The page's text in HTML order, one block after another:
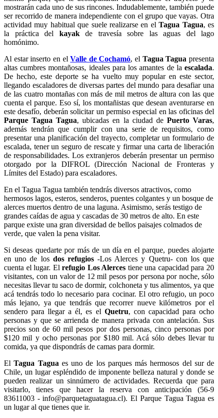
mostrarán cada uno de sus rincones. Indudablemente, también puede
ser recorrido de manera independiente con el grupo que vayas. Otra
actividad muy habitual que suele realizarse en elTagua Tagua, es
la práctica del kayak de travesía sobre las aguas del lago
homónimo.
Al estar inserto en elValle de Cochamó, el Tagua Tagua presenta
altas cumbres montañosas, ideales para los amantes de la escalada.
De hecho, este deporte se ha vuelto muy popular en este sector,
llegando escaladores de diversas partes del mundo para desafiar una
de las cuatro montañas con más de mil metros de altura con las que
cuenta el parque. Eso sí, los montañistas que desean aventurarse en
este desafío, deberán solicitar un permiso especial en las oficinas del
Parque Tagua Tagua, ubicadas en la ciudad de Puerto Varas,
además tendrán que cumplir con una serie de requisitos, como
presentar una planificación del trayecto, completar un formulario de
escalada, tener un seguro de rescate y firmar una carta de liberación
de responsabilidades. Los extranjeros deberán presentar un permiso
otorgado por la DIFROL (Dirección Nacional de Fronteras y
Límites del Estado) para escaladores.
En el Tagua Tagua también tendrás diversos atractivos, como
hermosos lagos, esteros, senderos, puentes colgantes y un bosque de
alerces muertos dentro de una laguna. Asimismo, serás testigo de
grandes caídas de agua y cascadas de 30 metros de alto. En este
parque existe una gran diversidad de bellos paisajes colmados de
verde, que valen la pena visitar.
Si deseas quedarte por más de un día en el parque, puedes alojarte
en uno de los dos refugios-Los Alerces y Quetru- con los que
cuenta el lugar. Elrefugio Los Alerces tiene una capacidad para 20
visitantes, con un valor de 12 mil pesos por persona por noche, sólo
necesitas llevar tu saco de dormir, colchoneta y tus alimentos, ya que
acá tendrás todo lo necesario para cocinar. El otro refugio, un poco
más lejano, ya que tendrás que recorrer nueve kilómetros por el
sendero para llegar a él, es el Quetru, con capacidad para ocho
personas y que se arrienda de manera privada con antelación. Sus
precios son de 60 mil pesos por dos personas, cinco personas por
$120 mil y ocho personas por $180 mil. Acá sólo debes llevar tu
comida, ya que dispondrás de camas para dormir.
ElTagua Tagua es uno de los parques más hermosos del sur de
Chile, un lugar espléndido de imponente belleza natural y donde se
pueden realizar un sinnúmero de actividades. Recuerda que para
visitarlo, tienes que hacer la reserva con anticipación (56-9
83611003 - info@parquetaguatagua.cl). El Parque Tagua Tagua es
un lugar al que tienes que ir.